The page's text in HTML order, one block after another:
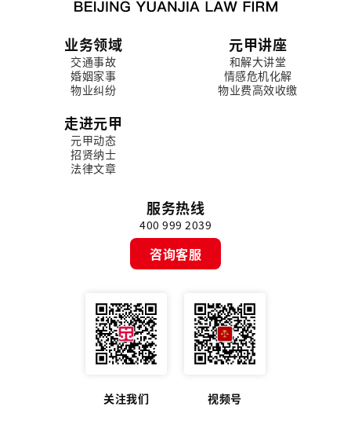
业务领域
交通事故
婚姻家事
物业纠纷
元甲讲座
和解大讲堂
情感危机化解
物业费高效收缴
走进元甲
元甲动态
招贤纳士
法律文章
服务热线
400 999 2039
咨询客服
关注我们 视频号